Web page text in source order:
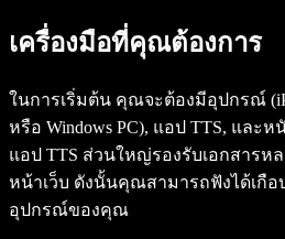
เครื่องมือที่คุณต้องการ
ในการเริ่มต้น คุณจะต้องมีอุปกรณ์
หรือ Windows PC), แอป TTS, และ
แอป TTS ส่วนใหญ่รองรับเอกสารห
หน้าเว็บ ดังนั้นคุณสามารถฟังได้เกื
อุปกรณ์ของคุณ